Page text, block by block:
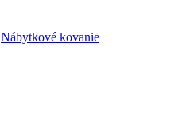
Nábytkové kovanie